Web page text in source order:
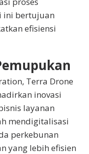
ini bertujuan
efisiensi
Terra Drone
inovasi
layanan
mendigitalisasi
perkebunan
yang lebih efisien